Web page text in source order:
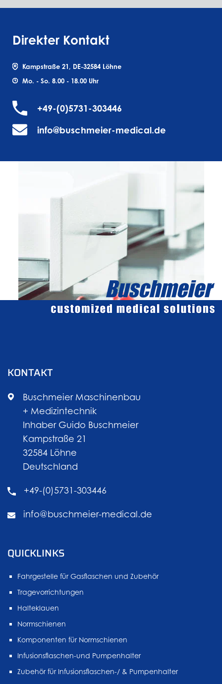
Direkter Kontakt
Kampstraße 21, DE-32584 Löhne
Mo. - So. 8.00 - 18.00 Uhr
+49-(0)5731-303446
info@buschmeier-medical.de
KONTAKT
Buschmeier Maschinenbau
+ Medizintechnik
Inhaber Guido Buschmeier
Kampstraße 21
32584 Löhne
Deutschland
+49-(0)5731-303446
info@buschmeier-medical.de
QUICKLINKS
Fahrgestelle für Gasflaschen und Zubehör
Tragevorrichtungen
Halteklauen
Normschienen
Komponenten für Normschienen
Infusionsflaschen-und Pumpenhalter
Zubehör für Infusionsflaschen-/ & Pumpenhalter